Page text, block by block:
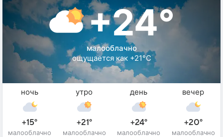
+24°
малооблачно
ощущается как +21°C
ночь
+15°
малооблачно
утро
+21°
малооблачно
день
+24°
малооблачно
вечер
+20°
малооблачно